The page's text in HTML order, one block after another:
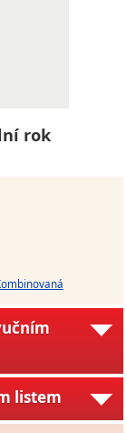
rok
listem